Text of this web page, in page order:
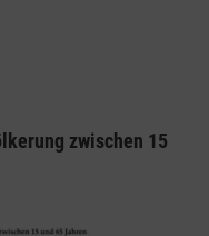
zwischen 15